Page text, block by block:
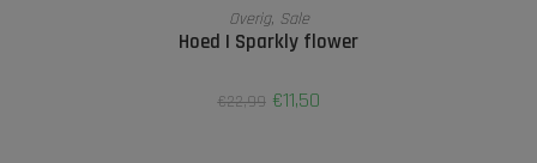
OPTIES SELECTEREN
Overig, Sale
Hoed | Sparkly flower
€22,99 €11,50